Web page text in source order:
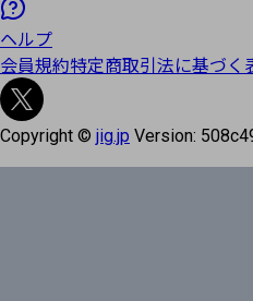
ヘルプ
会員規約特定商取引法に基づく
Copyright © jig.jp Version: